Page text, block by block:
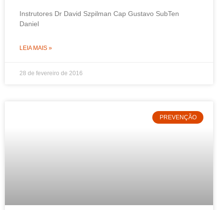
Instrutores Dr David Szpilman Cap Gustavo SubTen
Daniel
LEIA MAIS »
28 de fevereiro de 2016
PREVENÇÃO